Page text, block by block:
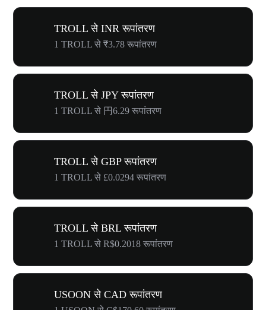
TROLL से INR रूपांतरण
1 TROLL से ₹3.78 रूपांतरण
TROLL से JPY रूपांतरण
1 TROLL से 円6.29 रूपांतरण
TROLL से GBP रूपांतरण
1 TROLL से £0.0294 रूपांतरण
TROLL से BRL रूपांतरण
1 TROLL से R$0.2018 रूपांतरण
USOON से CAD रूपांतरण